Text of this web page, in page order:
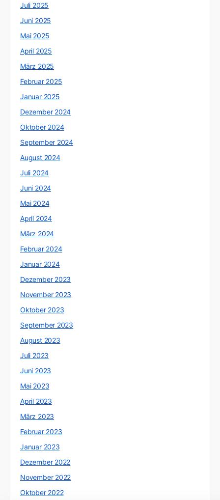
Juli 2025
Juni 2025
Mai 2025
April 2025
März 2025
Februar 2025
Januar 2025
Dezember 2024
Oktober 2024
September 2024
August 2024
Juli 2024
Juni 2024
Mai 2024
April 2024
März 2024
Februar 2024
Januar 2024
Dezember 2023
November 2023
Oktober 2023
September 2023
August 2023
Juli 2023
Juni 2023
Mai 2023
April 2023
März 2023
Februar 2023
Januar 2023
Dezember 2022
November 2022
Oktober 2022